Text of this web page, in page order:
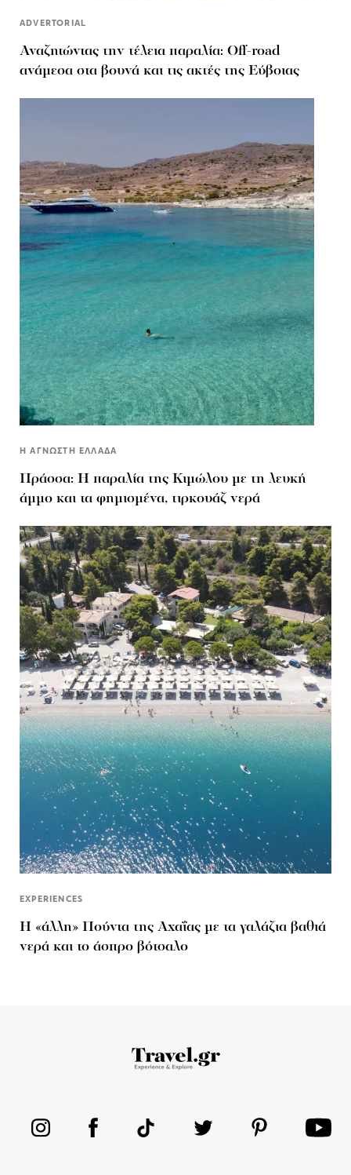
ADVERTORIAL
Αναζητώντας την τέλεια παραλία: Off-road
ανάμεσα στα βουνά και τις ακτές της Εύβοιας
H ΑΓΝΩΣΤΗ ΕΛΛΑΔΑ
Πράσσα: Η παραλία της Κιμώλου με τη λευκή
άμμο και τα φημισμένα, τιρκουάζ νερά
EXPERIENCES
Η «άλλη» Πούντα της Αχαΐας με τα γαλάζια βαθιά
νερά και το άσπρο βότσαλο